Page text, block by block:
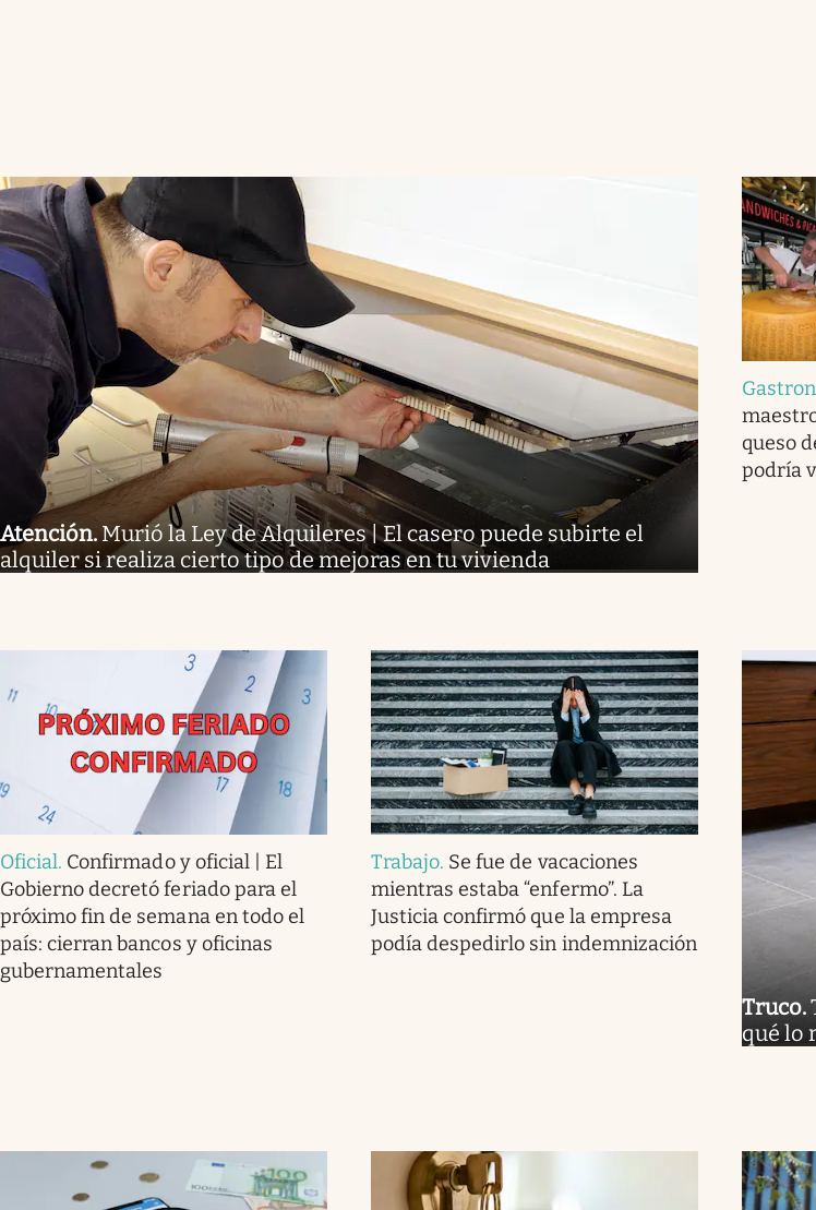
Atención. Murió la Ley de Alquileres | El casero puede subirte el
alquiler si realiza cierto tipo de mejoras en tu vivienda
queso
podría
Oficial. Confirmado y oficial | El
Gobierno decretó feriado para el
próximo fin de semana en todo el
país: cierran bancos y oficinas
gubernamentales
Trabajo. Se fue de vacaciones
mientras estaba “enfermo”. La
Justicia confirmó que la empresa
podía despedirlo sin indemnización
Truco.
qué lo